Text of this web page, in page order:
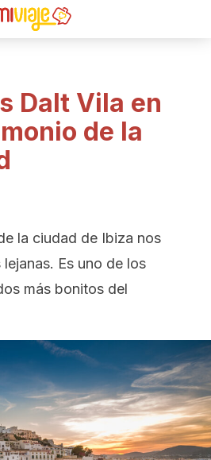
Dalt Vila en
de la
la ciudad de Ibiza nos
Es uno de los
más bonitos del